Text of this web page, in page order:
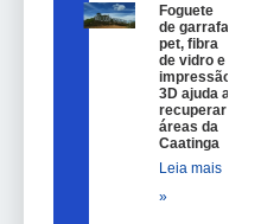
Foguete
de garrafa
pet, fibra
de vidro e
impressão
3D ajuda a
recuperar
áreas da
Caatinga
Leia mais
»